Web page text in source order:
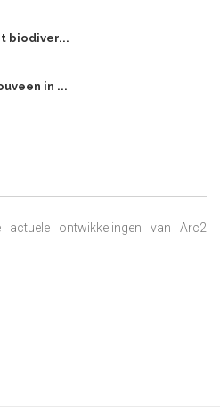
biodiver...
in ...
ontwikkelingen van Arc2